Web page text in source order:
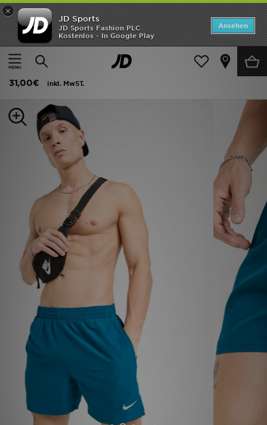
×
JD Sports
JD Sports Fashion PLC
Kostenlos - In Google Play
Ansehen
Startseite
Herren Herrenbekleidung Bademode
Nike Core Badeshorts
31,00€
inkl. MwST.
Startseite
ANGEBOTE
Neuheiten
Herren
Bestsellers
JD Exklusives
Fußball
Lade Die APP
Geschenkkarte
Mein JD